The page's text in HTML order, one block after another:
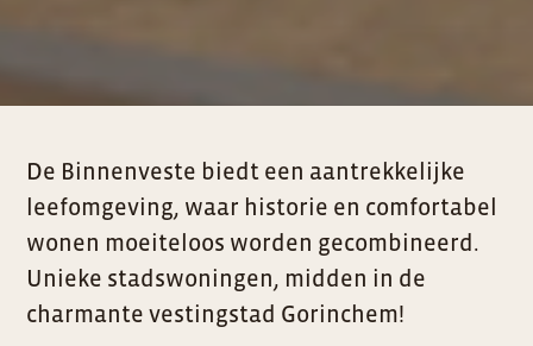
De Binnenveste biedt een aantrekkelijke
leefomgeving, waar historie en comfortabel
wonen moeiteloos worden gecombineerd.
Unieke stadswoningen, midden in de
charmante vestingstad Gorinchem!